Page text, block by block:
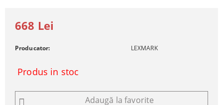
668 Lei
Producator: LEXMARK
Produs in stoc
Adaugă la favorite